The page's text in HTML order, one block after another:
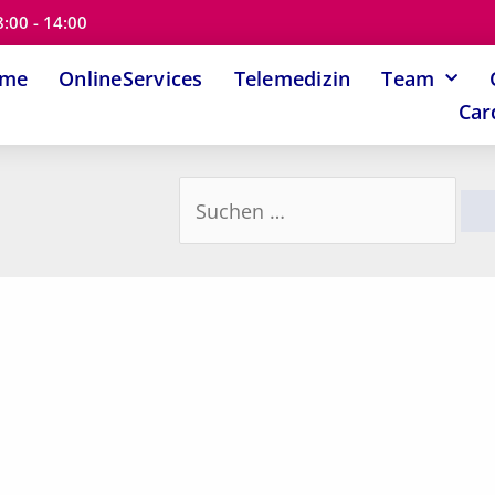
- 14:00
OnlineServices Telemedizin Team
nach: